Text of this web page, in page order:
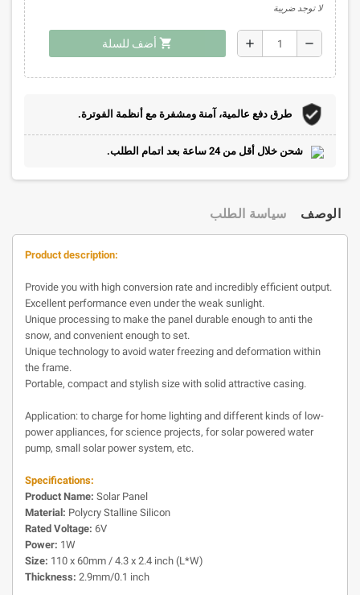
لا توجد ضريبة
remove
add
shopping_cart أضف للسلة
طرق دفع عالمية، آمنة ومشفرة مع أنظمة الفوترة.
شحن خلال أقل من 24 ساعة بعد اتمام الطلب.
الوصف سياسة الطلب
Product description:
Provide you with high conversion rate and incredibly efficient output.
Excellent performance even under the weak sunlight.
Unique processing to make the panel durable enough to anti the
snow, and convenient enough to set.
Unique technology to avoid water freezing and deformation within
the frame.
Portable, compact and stylish size with solid attractive casing.
Application: to charge for home lighting and different kinds of low-
power appliances, for science projects, for solar powered water
pump, small solar power system, etc.
Specifications:
Product Name: Solar Panel
Material: Polycry Stalline Silicon
Rated Voltage: 6V
Power: 1W
Size: 110 x 60mm / 4.3 x 2.4 inch (L*W)
Thickness: 2.9mm/0.1 inch